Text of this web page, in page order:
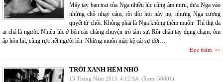
Mấy tay bạn trai của Nga nhiều lúc cũng âm mưu, đưa Nga vào
những chỗ nhạy cảm, rồi đòi hỏi này nọ, nhưng Nga cương
quyết từ chối. Không phải là Nga không thèm muốn. Thì thịt da
ai chả là người. Nhiều lúc ở bên các chàng chuyện trò tâm sự. Rồi chân tay đụng chạm, ôm
ấp hôn hít, cũng rực hết người lên. Những muốn mặc kệ cái sự đời…
Đọc thêm
TRỜI XANH HẺM NHỎ
13 Tháng Năm 2015 4:12 SA (Xem: 58801)